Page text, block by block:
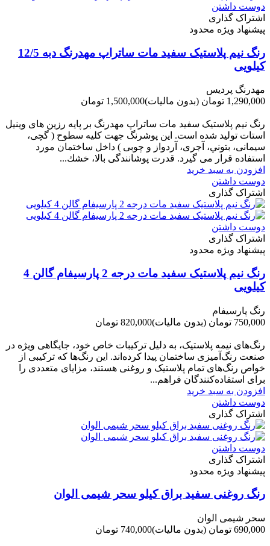
دوست داشتن
اشتراک گذاری
پیشنهاد ویژه محدود
رنگ نیم پلاستیک سفید مات ساتراپ مهدرنگ دبه 12/5
کیلویی
مهدرنگ پردیس
1,290,000 تومان
(بدون مالیات)1,500,000 تومان
رنگ نیم پلاستیک سفید مات ساتراپ مهدرنگ بر پایه رزین های وینیل
استات تولید شده است. این پوشرنگ جهت کلیه سطوح ( گچی،
سیمانی، بتوني، آجری، آردواز و چوبی ) داخل ساختمان مورد
استفاده قرار می گیرد. قدرت پوشانندگی بالا، خشك...
افزودن به سبد خرید
دوست داشتن
اشتراک گذاری
دوست داشتن
اشتراک گذاری
پیشنهاد ویژه محدود
رنگ نیم پلاستیک سفید مات درجه 2 پارسیفام گالن 4
کیلویی
رنگ پارسیفام
750,000 تومان
(بدون مالیات)820,000 تومان
رنگ‌های نیمه پلاستیک، به دلیل ترکیبات خاص خود، جایگاهی ویژه در
صنعت رنگ‌آمیزی ساختمان پیدا کرده‌اند. این رنگ‌ها که ترکیبی از
خواص رنگ‌های تمام پلاستیک و روغنی هستند، مزایای متعددی را
برای استفاده‌کنندگان فراهم...
افزودن به سبد خرید
دوست داشتن
اشتراک گذاری
دوست داشتن
اشتراک گذاری
پیشنهاد ویژه محدود
رنگ روغنی سفید براق کیلو سحر شیمی الوان
سحر شیمی الوان
690,000 تومان
(بدون مالیات)740,000 تومان